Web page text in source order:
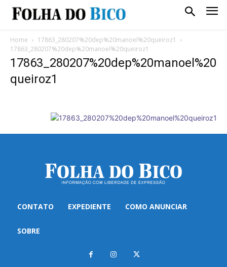
Home
17863_280207%20dep%20manoel%20queiroz1
17863_280207%20dep%20manoel%20queiroz1
17863_280207%20dep%20manoel%20
queiroz1
CONTATO EXPEDIENTE COMO ANUNCIAR
SOBRE